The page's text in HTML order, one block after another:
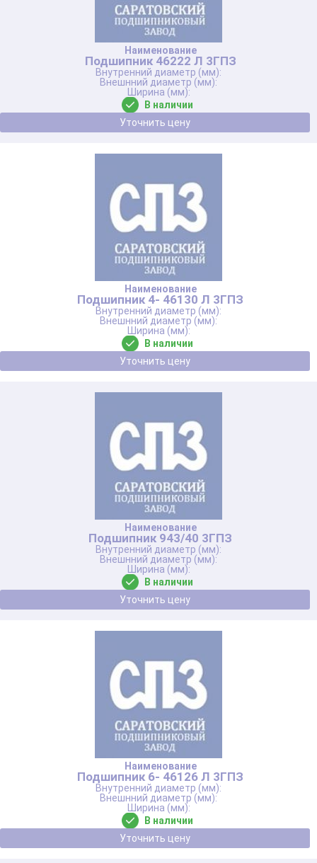
Подшипник 46222 Л 3ГПЗ
В наличии
Уточнить цену
Подшипник 4- 46130 Л 3ГПЗ
В наличии
Уточнить цену
Подшипник 943/40 3ГПЗ
В наличии
Уточнить цену
Подшипник 6- 46126 Л 3ГПЗ
В наличии
Уточнить цену